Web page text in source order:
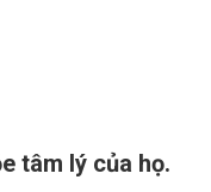
tâm lý của họ.